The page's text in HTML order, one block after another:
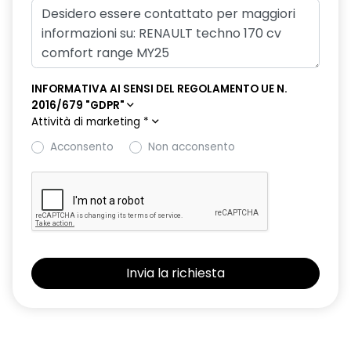
mantenimento della corsia
integrata
fari full LED, con nuova firma luminosa "elettrica" e indicatori
di direzione dinamici anteriori
HAR05
di velocità
kit gonfiaggio pneumatici
INFORMATIVA AI SENSI DEL REGOLAMENTO UE N.
2016/679 "GDPR"
Attività di marketing *
Acconsento
Non acconsento